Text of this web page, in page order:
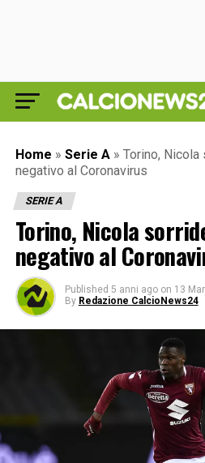
Home » Serie A » Torino, Nicola
negativo al Coronavirus
SERIE A
Torino, Nicola
negativo al
Published 5 anni ago on 13
By Redazione CalcioNews24